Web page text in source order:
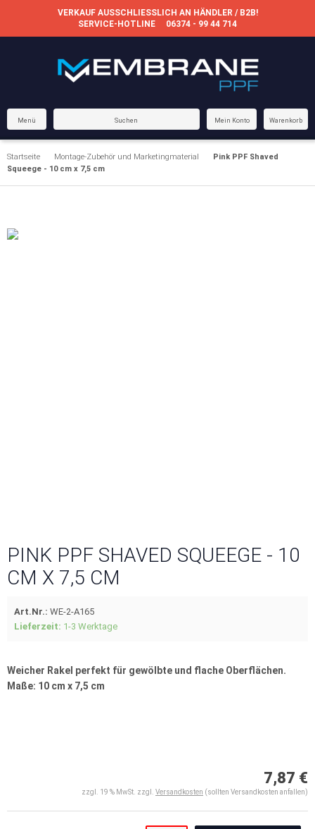
VERKAUF AUSSCHLIESSLICH AN HÄNDLER / B2B!
SERVICE-HOTLINE
06374 - 99 44 714
Menü Suchen Mein Konto Warenkorb
Startseite Montage-Zubehör und Marketingmaterial
Pink PPF Shaved
Squeege - 10 cm x 7,5 cm
PINK PPF SHAVED SQUEEGE - 10
CM X 7,5 CM
Art.Nr.: WE-2-A165
Lieferzeit: 1-3 Werktage
Weicher Rakel perfekt für gewölbte und flache Oberflächen.
Maße: 10 cm x 7,5 cm
7,87 €
zzgl. 19 % MwSt. zzgl. Versandkosten (sollten Versandkosten anfallen)